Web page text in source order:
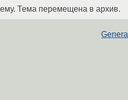
Тема перемещена в архив.
General